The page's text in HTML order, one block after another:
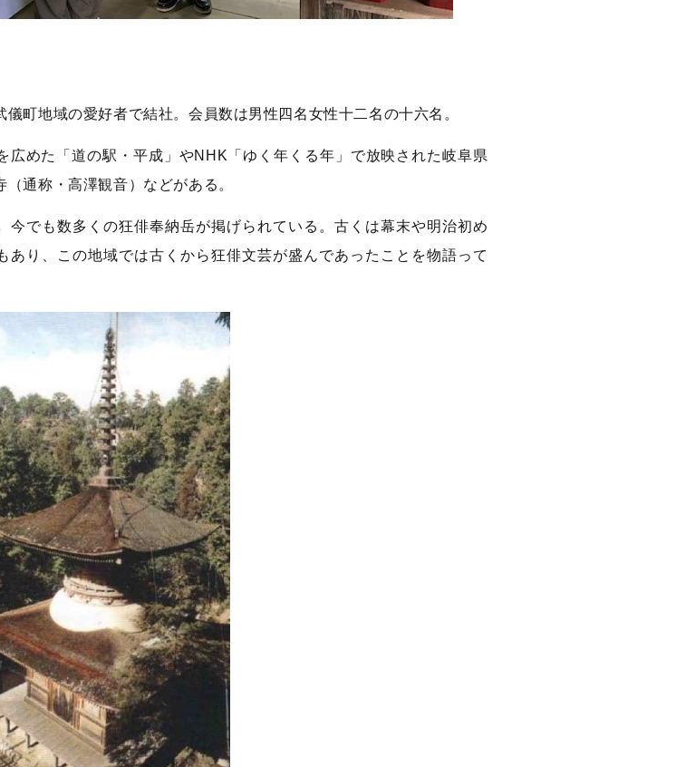
儀町地域の愛好者で結社。会員数は男性四名女性十二名の十六名。
広めた「道の駅・平成」やNHK「ゆく年くる年」で放映された岐阜県
通称・高澤観音）などがある。
今でも数多くの狂俳奉納岳が掲げられている。古くは幕末や明治初め
あり、この地域では古くから狂俳文芸が盛んであったことを物語って